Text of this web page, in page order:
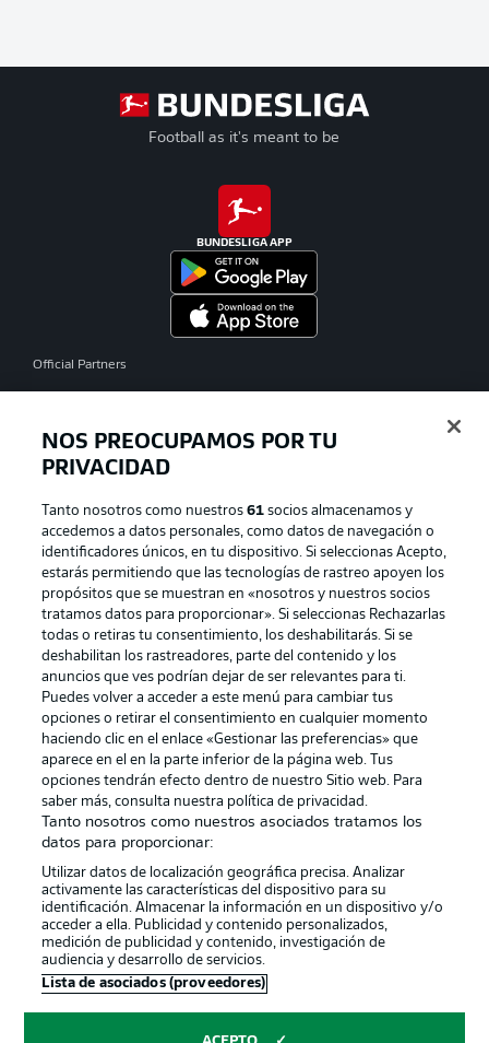
Football as it's meant to be
BUNDESLIGA APP
Official Partners
Publicidad Aviso legal
Gestionar las preferencias Declaracion de privacidad
Canales Trabajos
Jugadores Condiciones de uso
Sello Editorial Contacto
© 2026 Bundesliga-Gruppe GmbH
Elegir idioma
NOS PREOCUPAMOS POR TU
PRIVACIDAD
Tanto nosotros como nuestros61 socios almacenamos y
accedemos a datos personales, como datos de navegación o
identificadores únicos, en tu dispositivo. Si seleccionas Acepto,
estarás permitiendo que las tecnologías de rastreo apoyen los
propósitos que se muestran en «nosotros y nuestros socios
tratamos datos para proporcionar». Si seleccionas Rechazarlas
todas o retiras tu consentimiento, los deshabilitarás. Si se
deshabilitan los rastreadores, parte del contenido y los
anuncios que ves podrían dejar de ser relevantes para ti.
Puedes volver a acceder a este menú para cambiar tus
opciones o retirar el consentimiento en cualquier momento
haciendo clic en el enlace «Gestionar las preferencias» que
aparece en el en la parte inferior de la página web. Tus
opciones tendrán efecto dentro de nuestro Sitio web. Para
saber más, consulta nuestra política de privacidad.
Tanto nosotros como nuestros asociados tratamos los
datos para proporcionar:
Utilizar datos de localización geográfica precisa. Analizar
activamente las características del dispositivo para su
identificación. Almacenar la información en un dispositivo y/o
acceder a ella. Publicidad y contenido personalizados,
medición de publicidad y contenido, investigación de
audiencia y desarrollo de servicios.
Lista de asociados (proveedores)